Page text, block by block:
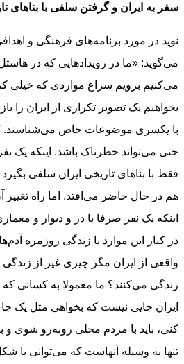
سفر به ایران و گرفتن سلفی با بناهای
نوید در مورد برنامه‌های فرهنگی و
می‌گوید: «ما در رویدادهایی که در
می‌کنیم برویم سراغ مواردی که خیلی
بخواهیم یک تصویر تکراری از ایران را
با یکسری موضوعات خاص می‌شناسند.
حتی می‌تواند خطرناک باشد. اینکه یک نفر
فقط با بناهای تاریخی ایران سلفی
هم در حال حاضر می‌افتد. اما راه
اینکه یک نفر صرفا با در و دیوار و
در کنار این موارد با زندگی روزمره
واقعی از ایران مگر چیزی غیر از
زندگی می‌کنند؟ ما معمولا به کسانی که
ایران جایی نیست که بخواهی مثل یک
کنی، باید با مردم محلی روبه‌رو شوی و
تنها به وسیله آنهاست که می‌توانی با